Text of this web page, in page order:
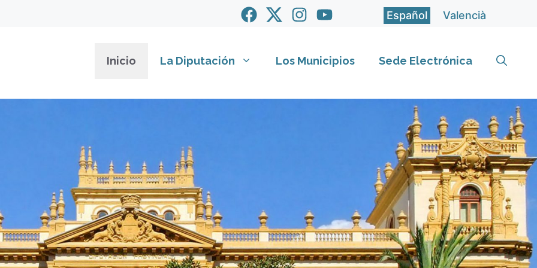
Español Valencià
Inicio La Diputación Los Municipios Sede Electrónica